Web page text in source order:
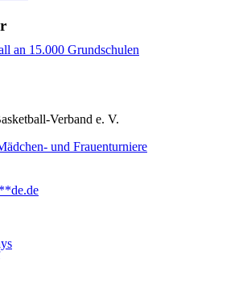
an 15.000 Grundschulen
und Frauenturniere
Verband e. V.
de.de